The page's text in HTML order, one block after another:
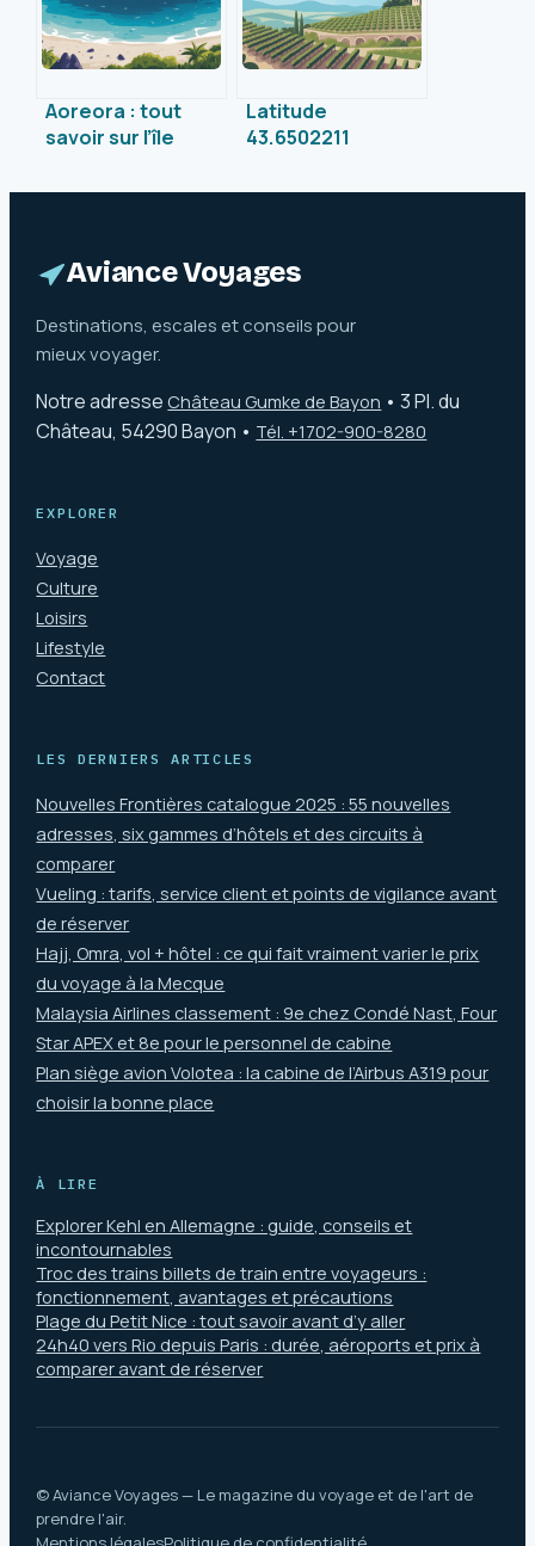
Aoreora : tout
savoir sur l’île
Pacifique
Latitude
43.6502211
: localiser,
précis
Aviance Voyages
Destinations, escales et conseils pour
mieux voyager.
Notre adresse Château Gumke de Bayon •3 Pl. du
Château, 54290 Bayon • Tél. +1702-900-8280
EXPLORER
Voyage
Culture
Loisirs
Lifestyle
Contact
LES DERNIERS ARTICLES
Nouvelles Frontières catalogue 2025 : 55 nouvelles
adresses, six gammes d’hôtels et des circuits à
comparer
Vueling : tarifs, service client et points de vigilance avant
de réserver
Hajj, Omra, vol + hôtel : ce qui fait vraiment varier le prix
du voyage à la Mecque
Malaysia Airlines classement : 9e chez Condé Nast, Four
Star APEX et 8e pour le personnel de cabine
Plan siège avion Volotea : la cabine de l’Airbus A319 pour
choisir la bonne place
À LIRE
Explorer Kehl en Allemagne : guide, conseils et
incontournables
Troc des trains billets de train entre voyageurs :
fonctionnement, avantages et précautions
Plage du Petit Nice : tout savoir avant d’y aller
24h40 vers Rio depuis Paris : durée, aéroports et prix à
comparer avant de réserver
© Aviance Voyages — Le magazine du voyage et de l'art de
prendre l'air.